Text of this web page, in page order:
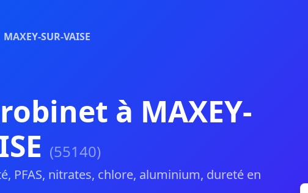
MAXEY-SUR-VAISE
à MAXEY-
(55140)
PFAS, nitrates, chlore, aluminium, dureté en